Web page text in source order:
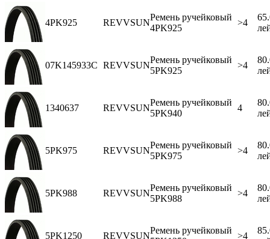
4PK925 REVVSUN
Ремень ручейковый
4PK925
>4
07K145933C REVVSUN
Ремень ручейковый
5PK925
>4
1340637 REVVSUN
Ремень ручейковый
5PK940
4
5PK975 REVVSUN
Ремень ручейковый
5PK975
>4
5PK988 REVVSUN
Ремень ручейковый
5PK988
>4
5PK1250 REVVSUN
Ремень ручейковый
>4